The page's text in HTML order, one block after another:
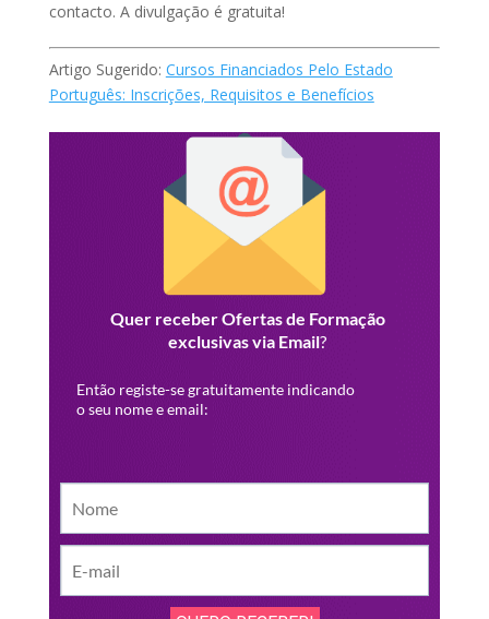
contacto. A divulgação é gratuita!
Artigo Sugerido: Cursos Financiados Pelo Estado
Português: Inscrições, Requisitos e Benefícios